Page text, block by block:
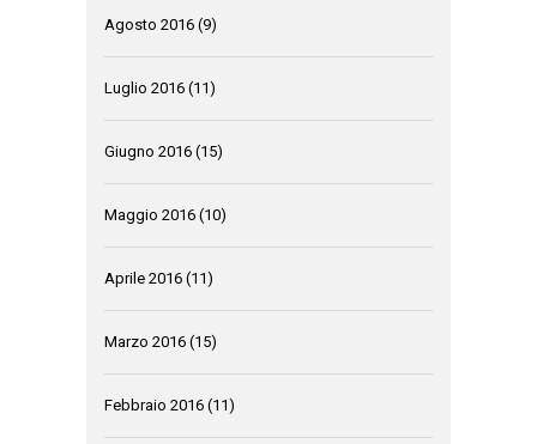
Agosto 2016 (9)
Luglio 2016 (11)
Giugno 2016 (15)
Maggio 2016 (10)
Aprile 2016 (11)
Marzo 2016 (15)
Febbraio 2016 (11)